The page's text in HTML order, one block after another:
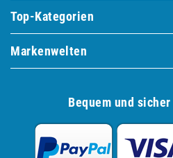
Top-Kategorien
Markenwelten
Bequem und